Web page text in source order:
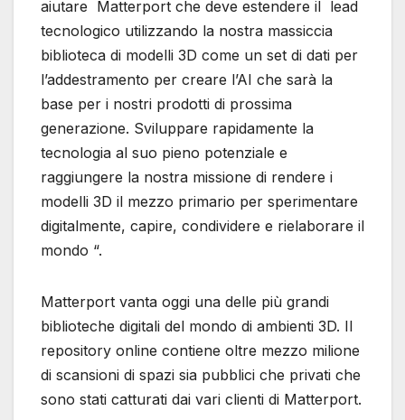
aiutare Matterport che deve estendere il lead
tecnologico utilizzando la nostra massiccia
biblioteca di modelli 3D come un set di dati per
l’addestramento per creare l’AI che sarà la
base per i nostri prodotti di prossima
generazione. Sviluppare rapidamente la
tecnologia al suo pieno potenziale e
raggiungere la nostra missione di rendere i
modelli 3D il mezzo primario per sperimentare
digitalmente, capire, condividere e rielaborare il
mondo “.
Matterport vanta oggi una delle più grandi
biblioteche digitali del mondo di ambienti 3D. Il
repository online contiene oltre mezzo milione
di scansioni di spazi sia pubblici che privati ​​che
sono stati catturati dai vari clienti di Matterport.